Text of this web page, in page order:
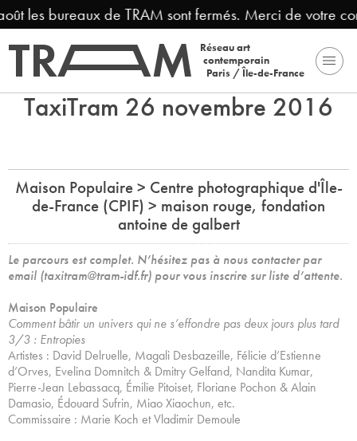
les bureaux de TRAM sont fermés. Merci de votre
Réseau art
contemporain
Paris / Île-de-France
TaxiTram 26 novembre 2016
Maison Populaire > Centre photographique d'Île-
de-France (CPIF) > maison rouge, fondation
antoine de galbert
Le parcours est complet. N’hésitez pas à nous contacter par
email (taxitram@tram-idf.fr) pour vous inscrire sur liste d’attente.
Maison Populaire
Comment bâtir un univers qui ne s’effondre pas deux jours plus tard
3/3 : Entropies
Artistes : David Delruelle, Magali Desbazeille, Félicie d’Estienne
d’Orves, Evelina Domnitch & Dmitry Gelfand, Nandita Kumar,
Pierre-Jean Lebassacq, Émilie Pitoiset, Floriane Pochon & Alain
Damasio, Édouard Sufrin, Miao Xiaochun, etc.
Commissaire : Marie Koch et Vladimir Demoule